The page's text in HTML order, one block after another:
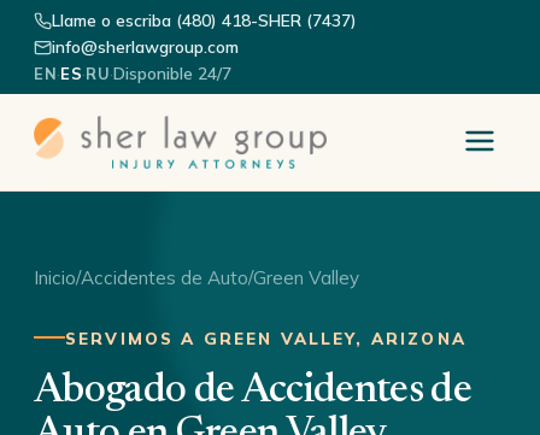
Llame o escriba (480) 418-SHER (7437)
info@sherlawgroup.com
EN·ES·RU·Disponible 24/7
Inicio/Accidentes de Auto/Green Valley
SERVIMOS A GREEN VALLEY, ARIZONA
Abogado de Accidentes de